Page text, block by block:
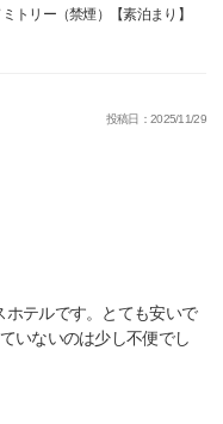
トリー（禁煙）【素泊まり】
投稿日：2025/11/29
テルです。とても安いで
いないのは少し不便でし